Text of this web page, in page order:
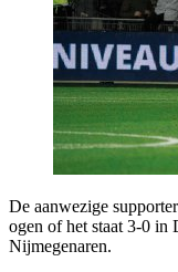
De aanwezige
ogen of het staat 3-0 in
Nijmegenaren.